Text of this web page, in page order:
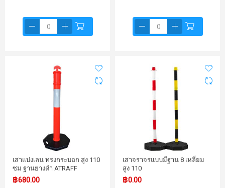
เสาแบ่งเลน ทรงกระบอก สูง 110
ซม ฐานยางดำ ATRAFF
฿680.00
เสาจราจรแบบมีฐาน 8 เหลี่ยม
สูง 110
฿0.00